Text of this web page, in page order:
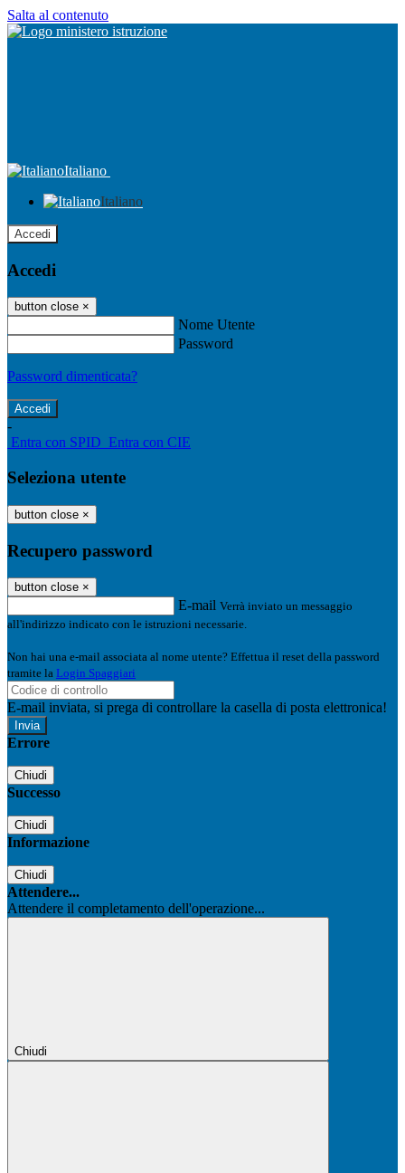
Salta al contenuto
Italiano
Italiano
Accedi
Accedi
button close ×
Nome Utente
Password
Password dimenticata?
-
Entra con SPID Entra con CIE
Seleziona utente
button close ×
Recupero password
button close ×
E-mail Verrà inviato un messaggio
all'indirizzo indicato con le istruzioni necessarie.
Non hai una e-mail associata al nome utente? Effettua il reset della password
tramite la Login Spaggiari
E-mail inviata, si prega di controllare la casella di posta elettronica!
Errore
Chiudi
Successo
Chiudi
Informazione
Chiudi
Attendere...
Attendere il completamento dell'operazione...
Chiudi